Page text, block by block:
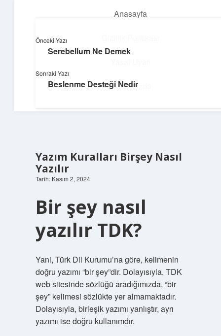
Anasayfa
Hakkımızda
Yazım Kuralları Birşey Nasıl
Yazılır
Tarih: Kasım 2, 2024
Bir şey nasıl
yazılır TDK?
Yani, Türk Dil Kurumu’na göre, kelimenin
doğru yazımı “bir şey”dir. Dolayısıyla, TDK
web sitesinde sözlüğü aradığımızda, “bir
şey” kelimesi sözlükte yer almamaktadır.
Dolayısıyla, birleşik yazımı yanlıştır, ayrı
yazımı ise doğru kullanımdır.
Önceki Yazı
Serebellum Ne Demek
Sonraki Yazı
Beslenme Desteği Nedir